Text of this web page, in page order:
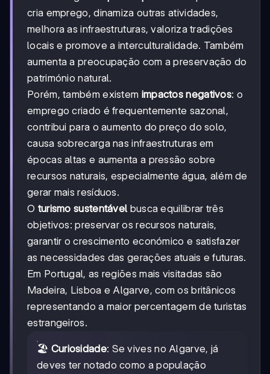
cria emprego, dinamiza outras atividades,
melhora as infraestruturas, valoriza tradições
locais e promove a interculturalidade. Também
aumenta a preocupação com a preservação do
património natural.
Porém, também existem impactos negativos: o
emprego criado é frequentemente sazonal,
contribui para o aumento do preço do solo,
causa sobrecarga nas infraestruturas em
épocas altas e aumenta a pressão sobre
recursos naturais, especialmente água, além de
gerar mais resíduos.
O turismo sustentável busca equilibrar três
objetivos: preservar os recursos naturais,
garantir o crescimento económico e satisfazer
as necessidades das gerações atuais e futuras.
Em Portugal, as regiões mais visitadas são
Madeira, Lisboa e Algarve, com os britânicos
representando a maior percentagem de turistas
estrangeiros.
🏖️ Curiosidade: Se vives no Algarve, já
deves ter notado como a população